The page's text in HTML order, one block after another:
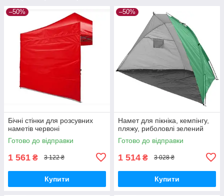
–50%
Бічні стінки для розсувних
наметів червоні
Готово до відправки
1 561 ₴ 3 122 ₴
Купити
–50%
Намет для пікніка, кемпінгу,
пляжу, риболовлі зелений
Готово до відправки
1 514 ₴ 3 028 ₴
Купити